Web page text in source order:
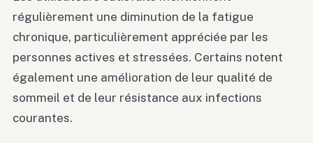
régulièrement une diminution de la fatigue
chronique, particulièrement appréciée par les
personnes actives et stressées. Certains notent
également une amélioration de leur qualité de
sommeil et de leur résistance aux infections
courantes.